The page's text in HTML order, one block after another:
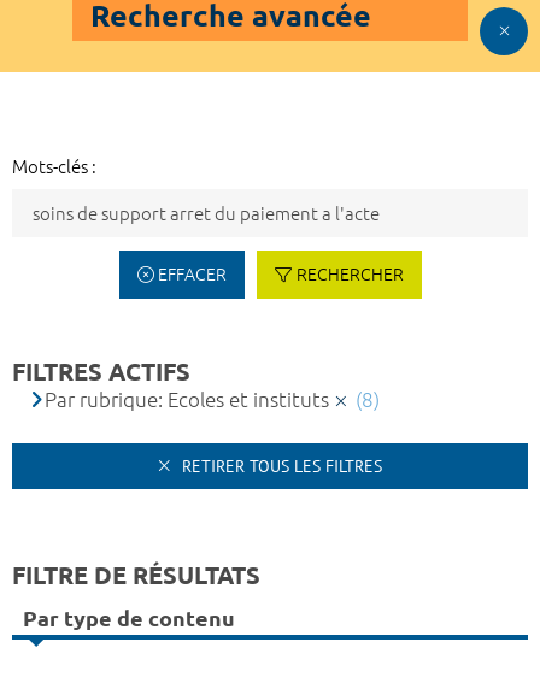
Recherche avancée
Mots-clés :
EFFACER RECHERCHER
FILTRES ACTIFS
Par rubrique: Ecoles et instituts (8)
RETIRER TOUS LES FILTRES
FILTRE DE RÉSULTATS
Par type de contenu